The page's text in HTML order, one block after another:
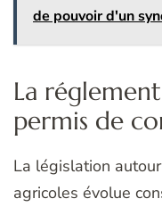
de pouvoir d'un
La
permis de
La législation
agricoles évolue